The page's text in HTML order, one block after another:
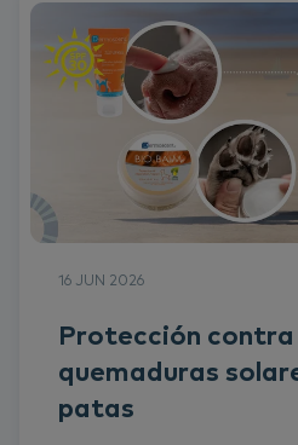
16 JUN 2026
Protección contra
quemaduras
patas